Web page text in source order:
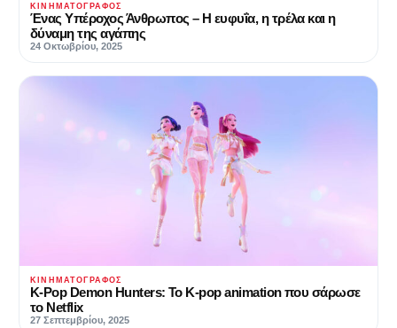
ΚΙΝΗΜΑΤΟΓΡΆΦΟΣ
Ένας Υπέροχος Άνθρωπος – Η ευφυΐα, η τρέλα και η
δύναμη της αγάπης
24 Οκτωβρίου, 2025
ΚΙΝΗΜΑΤΟΓΡΆΦΟΣ
K-Pop Demon Hunters: Το K-pop animation που σάρωσε
το Netflix
27 Σεπτεμβρίου, 2025